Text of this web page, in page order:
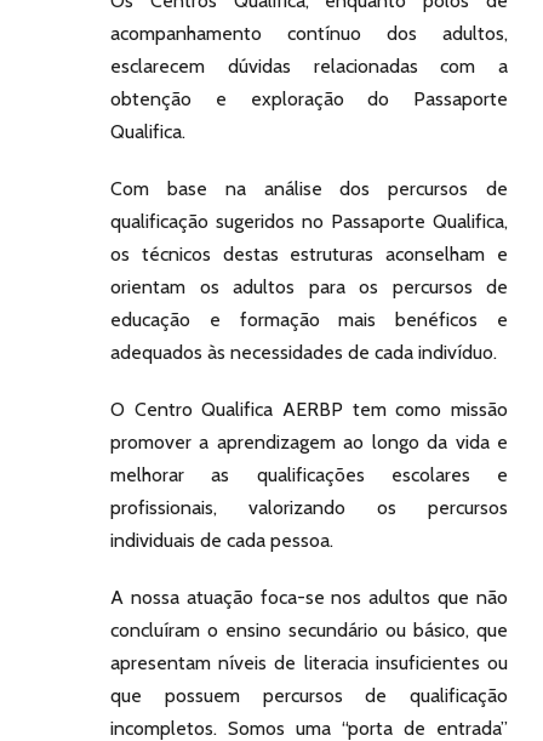
acompanhamento contínuo dos adultos,
esclarecem dúvidas relacionadas com a
obtenção e exploração do Passaporte
Qualifica.
Com base na análise dos percursos de
qualificação sugeridos no Passaporte Qualifica,
os técnicos destas estruturas aconselham e
orientam os adultos para os percursos de
educação e formação mais benéficos e
adequados às necessidades de cada indivíduo.
O Centro Qualifica AERBP tem como missão
promover a aprendizagem ao longo da vida e
melhorar as qualificações escolares e
profissionais, valorizando os percursos
individuais de cada pessoa.
A nossa atuação foca-se nos adultos que não
concluíram o ensino secundário ou básico, que
apresentam níveis de literacia insuficientes ou
que possuem percursos de qualificação
incompletos. Somos uma “porta de entrada”